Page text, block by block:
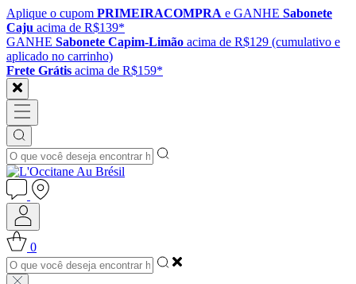
Aplique o cupom PRIMEIRACOMPRA e GANHE Sabonete
Caju acima de R$139*
GANHE Sabonete Capim-Limão acima de R$129 (cumulativo e
aplicado no carrinho)
Frete Grátis acima de R$159*
0